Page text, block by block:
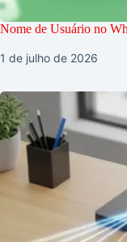
Nome de Usuário no
1 de julho de 2026